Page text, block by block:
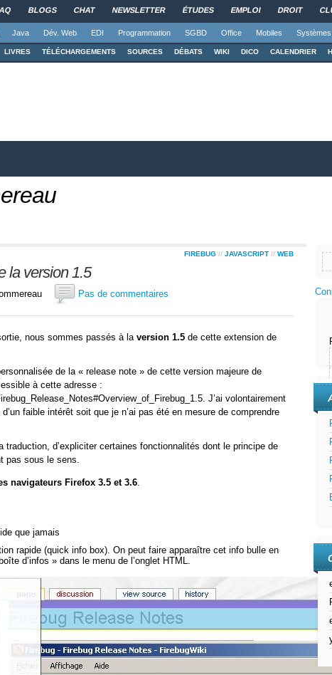
BLOGS CHAT NEWSLETTER ÉTUDES EMPLOI DROIT
Java Dév. Web EDI Programmation SGBD Office Mobiles Systèmes
LIVRES TÉLÉCHARGEMENTS SOURCES DÉBATS WIKI DICO CALENDRIER
FIREBUG // JAVASCRIPT // WEB
la version 1.5
Pas de commentaires
nous sommes passés à la version 1.5 de cette extension de
de la « release note » de cette version majeure de
à cette adresse :
J’ai volontairement
faible intérêt soit que je n’ai pas été en mesure de comprendre
traduction, d’expliciter certaines fonctionnalités dont le principe de
pas sous le sens.
navigateurs Firefox 3.5 et 3.6.
que jamais
rapide (quick info box). On peut faire apparaître cet info bulle en
d’infos » dans le menu de l’onglet HTML.